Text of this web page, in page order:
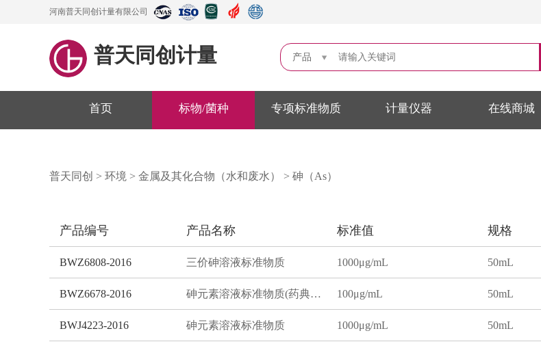
河南普天同创计量有限公司
普天同创计量 产品
首页 标物/菌种 专项标准物质 计量仪器 在线商城
普天同创 > 环境 > 金属及其化合物（水和废水） > 砷（As）
产品编号 产品名称 标准值 规格
BWZ6808-2016 三价砷溶液标准物质 1000μg/mL 50mL
BWZ6678-2016 砷元素溶液标准物质(药典标准) 100μg/mL 50mL
BWJ4223-2016 砷元素溶液标准物质 1000μg/mL 50mL